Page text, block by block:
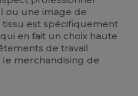
ou une image de
est spécifiquement
en fait un choix haute
de travail
merchandising de